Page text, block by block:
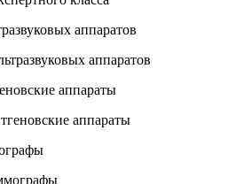
аппаратов
аппараты